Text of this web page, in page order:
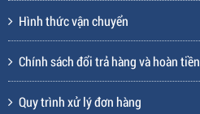
Hình thức vận chuyển
Chính sách đổi trả hàng và hoàn tiền
Quy trình xử lý đơn hàng